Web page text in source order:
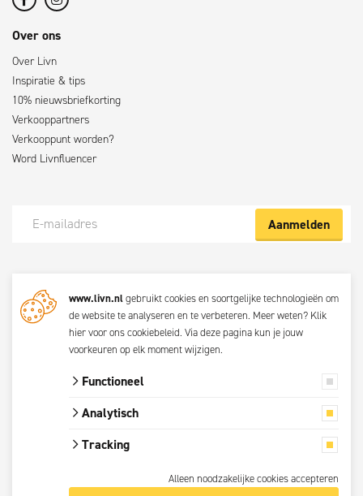
Over ons
Over Livn
Inspiratie & tips
10% nieuwsbriefkorting
Verkooppartners
Verkooppunt worden?
Word Livnfluencer
Aanmelden
De beste klustips en aanbiedingen maandelijks in jouw mailbox? Schrijf
je dan nu in voor de Livn nieuwsbrief. Bij inschrijving ga je akkoord met
privacyverklaring.
Alle prijzen zijn
Algemene voorwaarden
www.livn.nlgebruikt cookies en soortgelijke technologieën om
de website te analyseren en te verbeteren. Meer weten? Klik
hier voor ons cookiebeleid. Viadeze pagina kun je jouw
voorkeuren op elk moment wijzigen.
Functioneel
Analytisch
Tracking
Alleen noodzakelijke cookies accepteren